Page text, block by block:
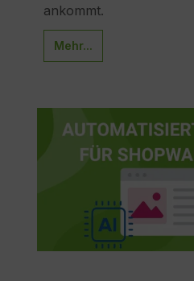
ankommt.
Mehr...